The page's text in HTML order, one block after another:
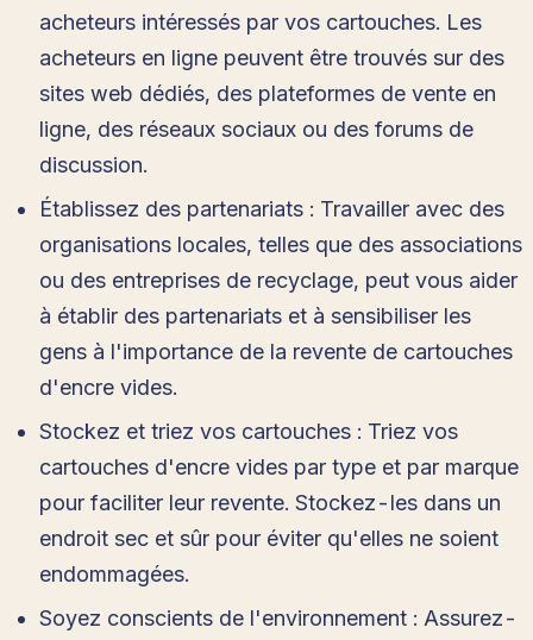
acheteurs intéressés par vos cartouches. Les
acheteurs en ligne peuvent être trouvés sur des
sites web dédiés, des plateformes de vente en
ligne, des réseaux sociaux ou des forums de
discussion.
Établissez des partenariats : Travailler avec des
organisations locales, telles que des associations
ou des entreprises de recyclage, peut vous aider
à établir des partenariats et à sensibiliser les
gens à l'importance de la revente de cartouches
d'encre vides.
Stockez et triez vos cartouches : Triez vos
cartouches d'encre vides par type et par marque
pour faciliter leur revente. Stockez-les dans un
endroit sec et sûr pour éviter qu'elles ne soient
endommagées.
Soyez conscients de l'environnement : Assurez-